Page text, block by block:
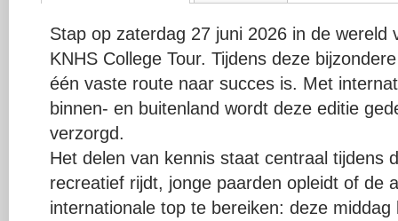
Stap op zaterdag 27 juni 2026 in de wereld
KNHS College Tour. Tijdens deze
één vaste route naar succes is. Met
binnen- en buitenland wordt deze editie
verzorgd.
Het delen van kennis staat centraal tijdens
recreatief rijdt, jonge paarden opleidt of de
internationale top te bereiken: deze